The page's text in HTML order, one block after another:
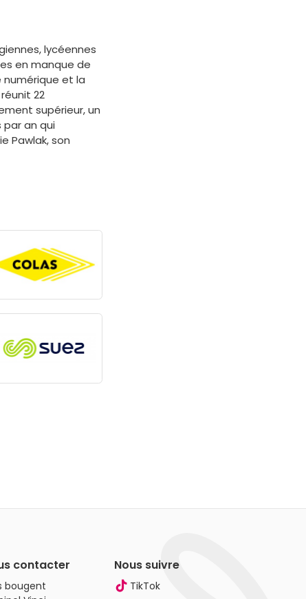
lycéennes
en manque de
numérique et la
22
supérieur, un
an qui
Pawlak, son
contacter
bougent
Nous suivre
TikTok